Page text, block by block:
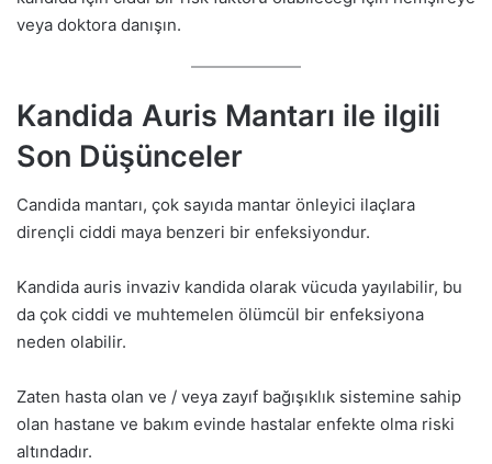
veya doktora danışın.
Kandida Auris Mantarı ile ilgili
Son Düşünceler
Candida mantarı, çok sayıda mantar önleyici ilaçlara
dirençli ciddi maya benzeri bir enfeksiyondur.
Kandida auris invaziv kandida olarak vücuda yayılabilir, bu
da çok ciddi ve muhtemelen ölümcül bir enfeksiyona
neden olabilir.
Zaten hasta olan ve / veya zayıf bağışıklık sistemine sahip
olan hastane ve bakım evinde hastalar enfekte olma riski
altındadır.